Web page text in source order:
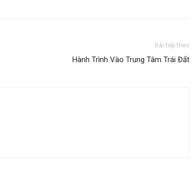
Bài tiếp theo
Hành Trình Vào Trung Tâm Trái Đất